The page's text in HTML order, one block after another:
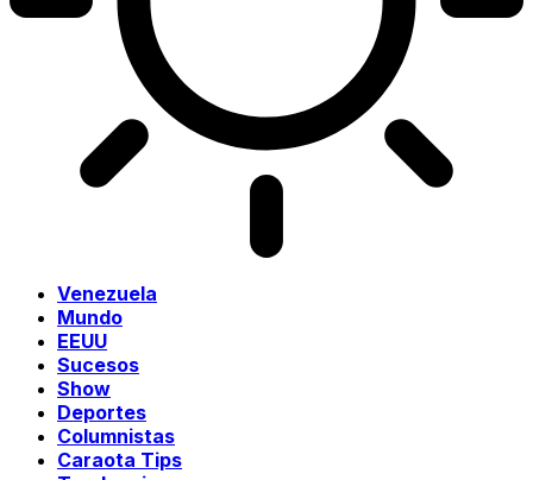
Venezuela
Mundo
EEUU
Sucesos
Show
Deportes
Columnistas
Caraota Tips